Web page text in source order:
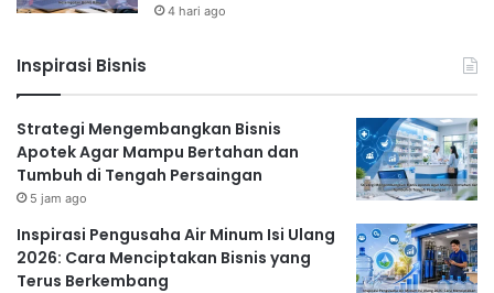
4 hari ago
Inspirasi Bisnis
Strategi Mengembangkan Bisnis
Apotek Agar Mampu Bertahan dan
Tumbuh di Tengah Persaingan
5 jam ago
Inspirasi Pengusaha Air Minum Isi Ulang
2026: Cara Menciptakan Bisnis yang
Terus Berkembang